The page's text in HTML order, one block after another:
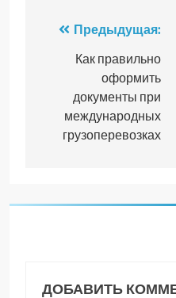
Навигация
записям
Предыдущая:
Как правильно
оформить
документы при
международных
грузоперевозках
ДОБАВИТЬ